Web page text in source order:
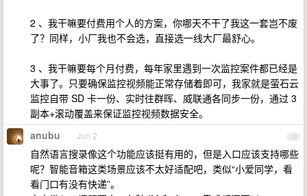
2 、我干嘛要付费用个人的方案，你哪天不干了我这一套岂不废
了？同样，小厂我也不会选，直接选一线大厂最舒心。
3 、我干嘛要每个月付费，每年家里遇到一次监控案件都已经是
大事了。只要确保监控视频能正常存储着即可，我家就是萤石云
监控自带 SD 卡一份、实时往群晖、威联通各同步一份，通过 3
副本+滚动覆盖来保证监控视频数据安全。
19
anubu Jun 2
自然语言搜录像这个功能应该挺有用的，但是入口应该支持哪些
呢？智能音箱这类场景应该不太好适配吧，类似“小爱同学，看
看门口有没有快递”。